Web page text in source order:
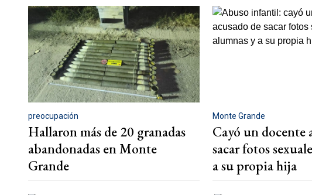
preocupación
Hallaron más de 20 granadas
abandonadas en Monte
Grande
Monte Grande
Cayó un docente
sacar fotos
a su propia hija